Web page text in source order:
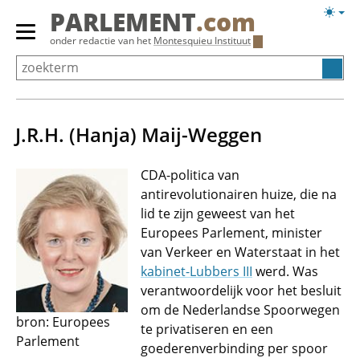
Overslaan
Primair
menu
tonen/verbergen
PARLEMENT.com
onder redactie van het Montesquieu Instituut
J.R.H. (Hanja) Maij-Weggen
bron: Europees
Parlement
CDA-politica van
antirevolutionairen huize, die na
lid te zijn geweest van het
Europees Parlement, minister
van Verkeer en Waterstaat in het
kabinet-Lubbers III werd. Was
verantwoordelijk voor het besluit
om de Nederlandse Spoorwegen
te privatiseren en een
goederenverbinding per spoor